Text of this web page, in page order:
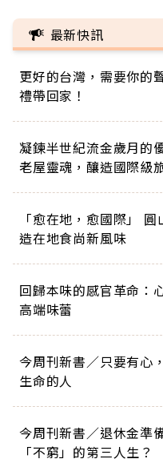
最新快訊
更好的台灣，需要你的
禮帶回家！
凝鍊半世紀流金歲月的
老屋靈魂，釀造國際級
「愈在地，愈國際」
造在地食尚新風味
回歸本味的感官革命：
高端味蕾
今周刊新書／只要有心
生命的人
今周刊新書／退休金準
「不窮」的第三人生？